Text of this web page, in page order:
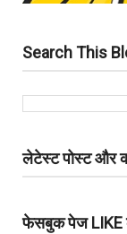
Search This
लेटेस्ट पोस्ट और
फेसबुक पेज LIKE